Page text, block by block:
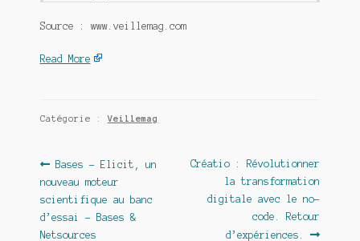
Source : www.veillemag.com
Read More
Catégorie :Veillemag
Navigation
de
l’article
Article
précédent :
Bases – Elicit, un
nouveau moteur
scientifique au banc
d’essai – Bases &
Netsources
Article
suivant :
Créatio : Révolutionner
la transformation
digitale avec le no-
code. Retour
d’expériences.